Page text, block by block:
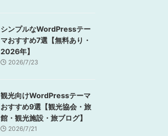
シンプルなWordPressテー
マおすすめ7選【無料あり・
2026年】
2026/7/23
観光向けWordPressテーマ
おすすめ9選【観光協会・旅
館・観光施設・旅ブログ】
2026/7/21